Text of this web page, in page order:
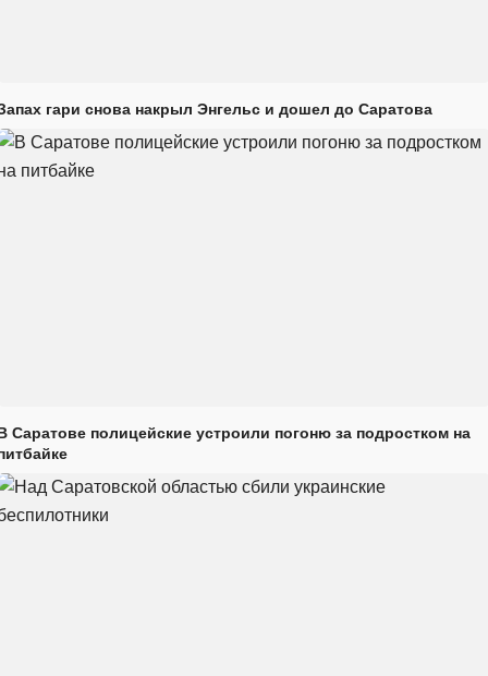
гари снова накрыл Энгельс и дошел до Саратова
Саратове полицейские устроили погоню за подростком на